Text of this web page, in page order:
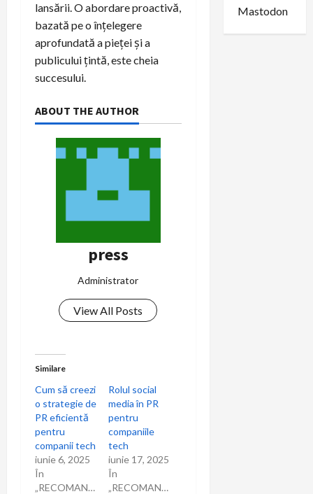
lansării. O abordare proactivă,
bazată pe o înțelegere
aprofundată a pieței și a
publicului țintă, este cheia
succesului.
ABOUT THE AUTHOR
press
Administrator
View All Posts
Similare
Cum să creezi
o strategie de
PR eficientă
pentru
companii tech
iunie 6, 2025
În
„RECOMANDARI”
Rolul social
media în PR
pentru
companiile
tech
iunie 17, 2025
În
„RECOMANDARI”
Mastodon